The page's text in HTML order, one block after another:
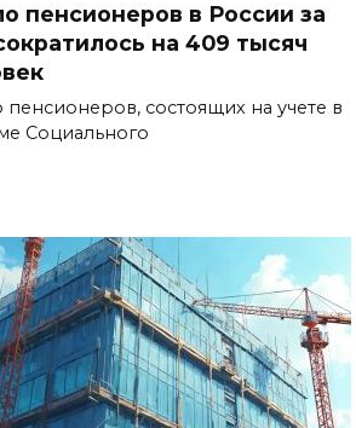
пенсионеров в России за
на 409 тысяч
пенсионеров, состоящих на учете в
Социального